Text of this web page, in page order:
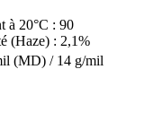
à 20°C : 90
(Haze) : 2,1%
(MD) / 14 g/mil